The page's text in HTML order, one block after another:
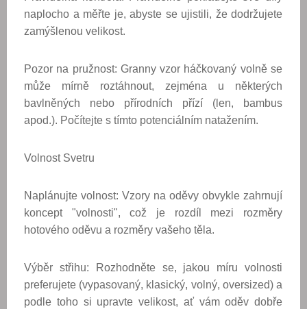
naplocho a měřte je, abyste se ujistili, že dodržujete
zamýšlenou velikost.
Pozor na pružnost: Granny vzor háčkovaný volně se
může mírně roztáhnout, zejména u některých
bavlněných nebo přírodních přízí (len, bambus
apod.). Počítejte s tímto potenciálním natažením.
Volnost Svetru
Naplánujte volnost: Vzory na oděvy obvykle zahrnují
koncept "volnosti", což je rozdíl mezi rozměry
hotového oděvu a rozměry vašeho těla.
Výběr střihu: Rozhodněte se, jakou míru volnosti
preferujete (vypasovaný, klasický, volný, oversized) a
podle toho si upravte velikost, ať vám oděv dobře